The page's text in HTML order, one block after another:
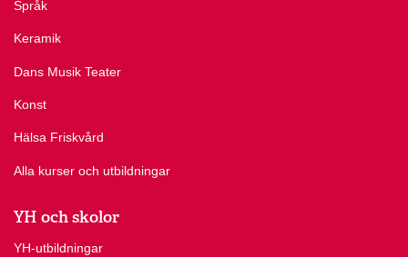
Språk
Keramik
Dans Musik Teater
Konst
Hälsa Friskvård
Alla kurser och utbildningar
YH och skolor
YH-utbildningar